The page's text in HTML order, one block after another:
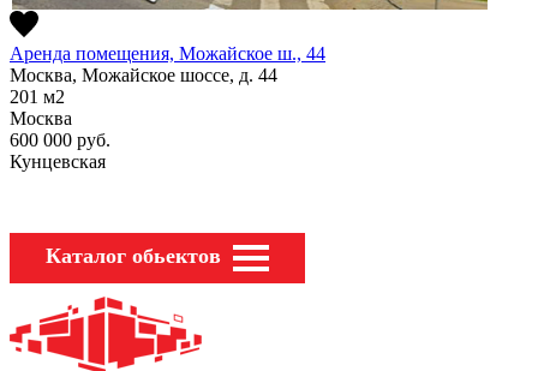
Аренда помещения, Можайское ш., 44
Москва, Можайское шоссе, д. 44
201 м2
Москва
600 000 руб.
Кунцевская
Каталог обьектов